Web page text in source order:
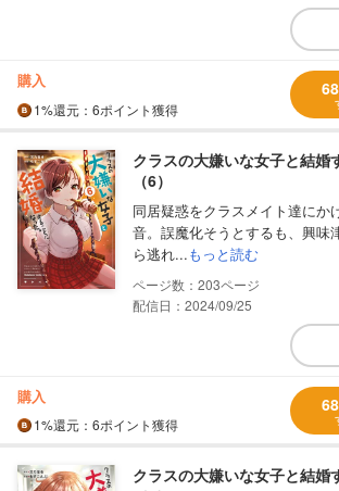
購入
1%還元 ：6ポイント獲得
クラスの大嫌いな女子と結婚
（6）
同居疑惑をクラスメイト達にか
音。誤魔化そうとするも、興味
ら逃れ...もっと読む
203
配信日：2024/09/25
購入
1%還元 ：6ポイント獲得
クラスの大嫌いな女子と結婚